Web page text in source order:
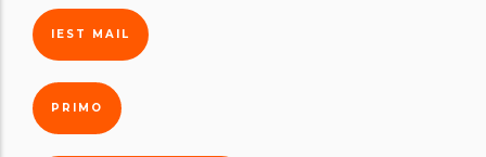
IEST MAIL
PRIMO